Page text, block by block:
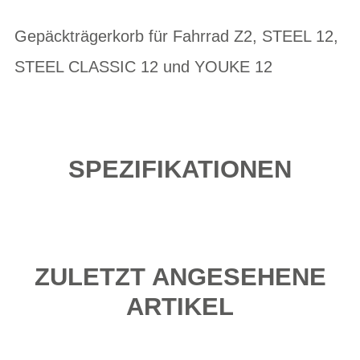
Gepäckträgerkorb für Fahrrad Z2, STEEL 12,
STEEL CLASSIC 12 und YOUKE 12
SPEZIFIKATIONEN
ZULETZT ANGESEHENE
ARTIKEL